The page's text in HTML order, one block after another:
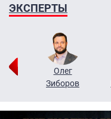
ЭКСПЕРТЫ
Олег
Зиборов